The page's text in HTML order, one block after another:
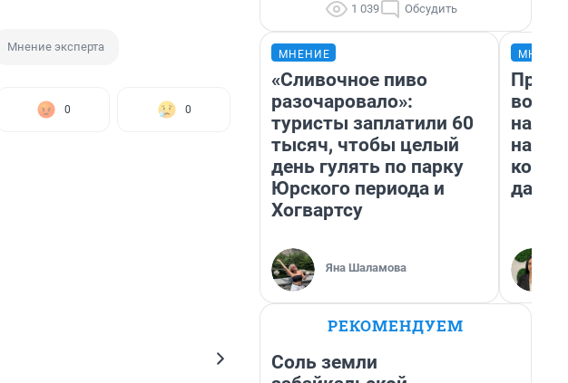
Мнение эксперта
0 0
1 039 Обсудить
МНЕНИЕ
«Сливочное пиво
разочаровало»:
туристы заплатили 60
тысяч, чтобы целый
день гулять по парку
Юрского периода и
Хогвартсу
Яна Шаламова
нам
даже
РЕКОМЕНДУЕМ
Соль земли